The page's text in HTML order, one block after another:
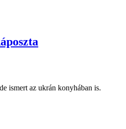
ismert az ukrán konyhában is.